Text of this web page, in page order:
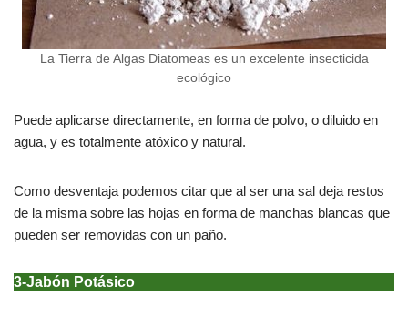
La Tierra de Algas Diatomeas es un excelente insecticida
ecológico
Puede aplicarse directamente, en forma de polvo, o diluido en
agua, y es totalmente atóxico y natural.
Como desventaja podemos citar que al ser una sal deja restos
de la misma sobre las hojas en forma de manchas blancas que
pueden ser removidas con un paño.
3-Jabón Potásico